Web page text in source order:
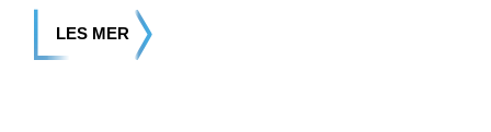
LES MER